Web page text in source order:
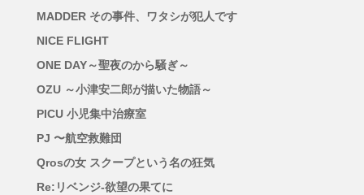
MADDER その事件、ワタシが犯人です
NICE FLIGHT
ONE DAY～聖夜のから騒ぎ～
OZU ～小津安二郎が描いた物語～
PICU 小児集中治療室
PJ 〜航空救難団
Qrosの女 スクープという名の狂気
Re:リベンジ-欲望の果てに